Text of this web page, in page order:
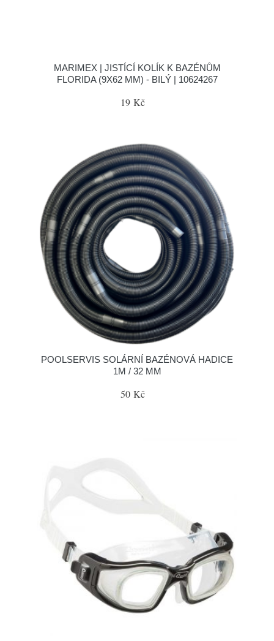
MARIMEX | JISTÍCÍ KOLÍK K BAZÉNŮM
FLORIDA (9X62 MM) - BILÝ | 10624267
19 Kč
POOLSERVIS SOLÁRNÍ BAZÉNOVÁ HADICE
1M / 32 MM
50 Kč